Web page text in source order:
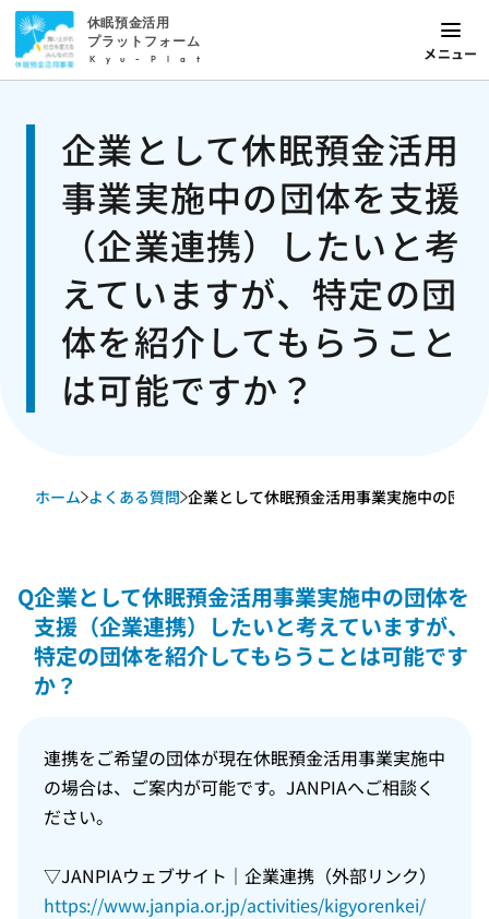
休眠預金活用
プラットフォーム
Kyu-Plat メニュー
企業として休眠預金活用
事業実施中の団体を支援
（企業連携）したいと考
えていますが、特定の団
体を紹介してもらうこと
は可能ですか？
ホーム よくある質問 企業として休眠預金活用事業実施中の団体
Q企業として休眠預金活用事業実施中の団体を
支援（企業連携）したいと考えていますが、
特定の団体を紹介してもらうことは可能です
か？
連携をご希望の団体が現在休眠預金活用事業実施中
の場合は、ご案内が可能です。JANPIAへご相談く
ださい。
▽JANPIAウェブサイト｜企業連携（外部リンク）
https://www.janpia.or.jp/activities/kigyorenkei/